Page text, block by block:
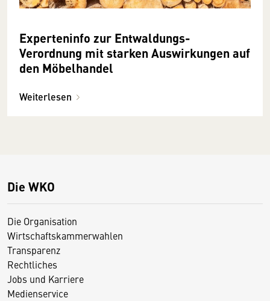
Experteninfo zur Entwaldungs-
Verordnung mit starken Auswirkungen auf
den Möbelhandel
Weiterlesen
Die WKO
Die Organisation
Wirtschaftskammerwahlen
Transparenz
Rechtliches
Jobs und Karriere
Medienservice